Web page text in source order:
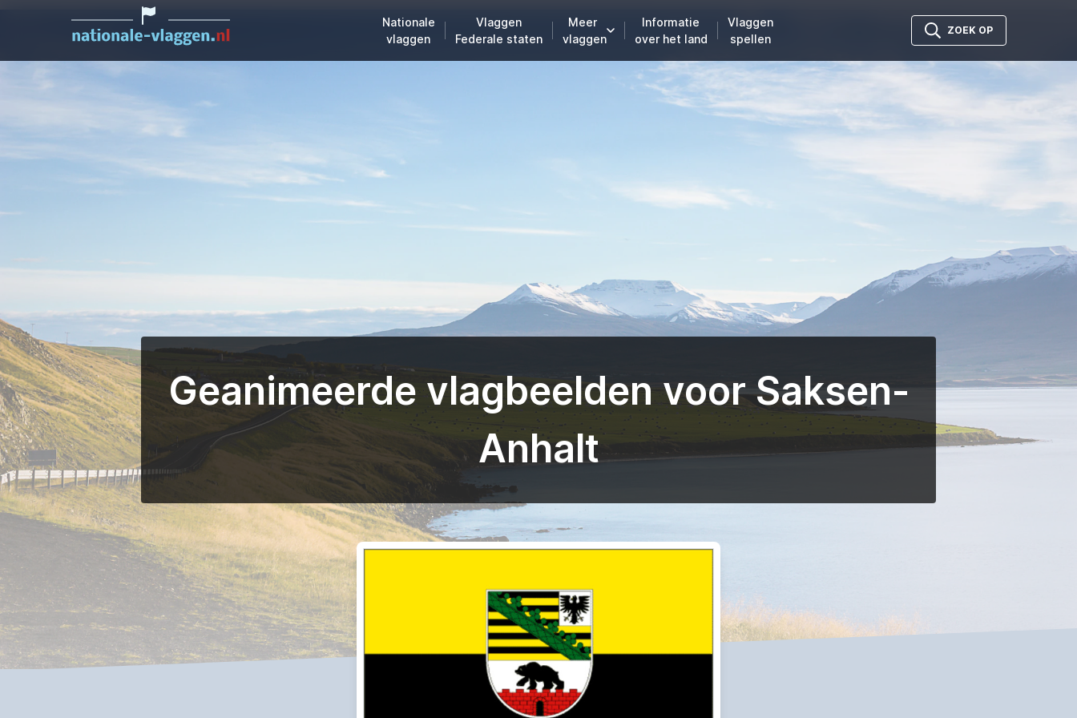
Nationale
vlaggen
Vlaggen
Federale staten
Meer
vlaggen
Informatie
over het land
Vlaggen
spellen
ZOEK OP
Geanimeerde vlagbeelden voor Saksen-
Anhalt